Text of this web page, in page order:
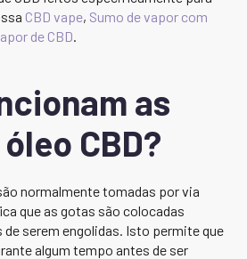
CBD vape, Sumo de vapor com
de CBD
as
CBD?
normalmente tomadas por via
que as gotas são colocadas
de serem engolidas. Isto permite que
algum tempo antes de ser